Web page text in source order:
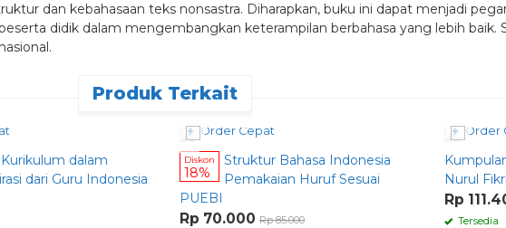
dan kebahasaan teks nonsastra. Diharapkan, buku ini dapat menjadi
didik dalam mengembangkan keterampilan berbahasa yang lebih baik.
Produk Terkait
dalam
dari Guru Indonesia
Order Cepat
Diskon
18%
Struktur Bahasa Indonesia
Pemakaian Huruf Sesuai
PUEBI
Rp 70.000 Rp 85.000
Order
Nurul
Rp
Tersedia